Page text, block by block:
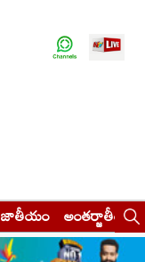
జాతీయం అంతర్జాతీయం